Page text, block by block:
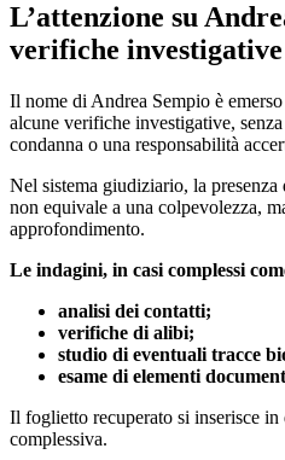
L’attenzione su
verifiche investigative
Il nome di Andrea Sempio è
alcune verifiche investigative,
condanna o una responsabilità
Nel sistema giudiziario, la
non equivale a una colpevolezza,
approfondimento.
Le indagini, in casi complessi
analisi dei contatti;
verifiche di alibi;
studio di eventuali tracce
esame di elementi
Il foglietto recuperato si inserisce
complessiva.